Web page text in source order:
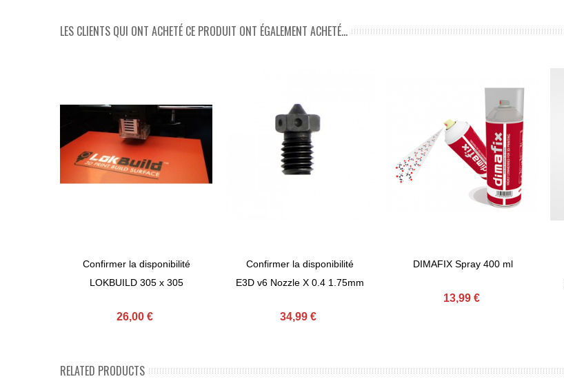
LES CLIENTS QUI ONT ACHETÉ CE PRODUIT ONT ÉGALEMENT ACHETÉ...
View More
Confirmer la disponibilité
LOKBUILD 305 x 305
26,00 €
View More
Confirmer la disponibilité
E3D v6 Nozzle X 0.4 1.75mm
34,99 €
Ajouter Au Panier
DIMAFIX Spray 400 ml
13,99 €
RELATED PRODUCTS